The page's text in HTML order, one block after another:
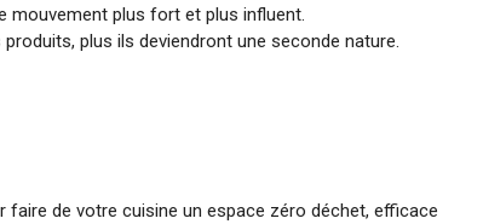
mouvement plus fort et plus influent.
plus ils deviendront une seconde nature.
de votre cuisine un espace zéro déchet, efficace